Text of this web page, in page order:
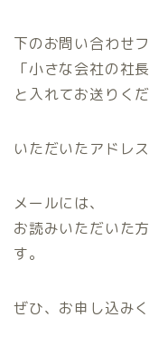
下のお問い合わせフ
「小さな会社の社
と入れてお送りく
いただいたアドレ
メールには、
お読みいただいた
す。
ぜひ、お申し込み